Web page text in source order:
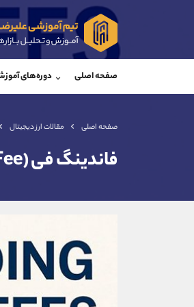
صفحه اصلی دوره‌های
صفحه اصلی مقالات ارز دیجیتال
فاندینگ فی (Funding Fee)
اینستاگرام
کانال تلگرام
کانال بله